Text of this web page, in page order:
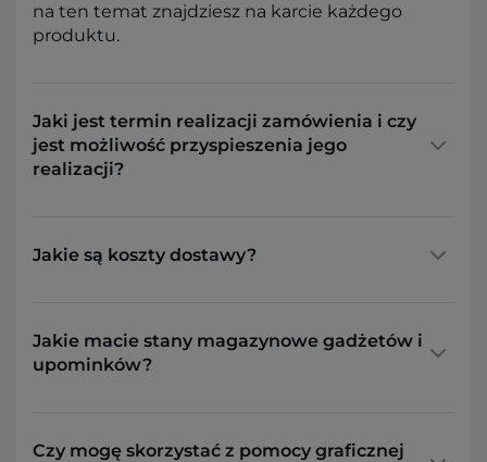
na ten temat znajdziesz na karcie każdego
produktu.
Jaki jest termin realizacji zamówienia i czy
jest możliwość przyspieszenia jego
realizacji?
Jakie są koszty dostawy?
Jakie macie stany magazynowe gadżetów i
upominków?
Czy mogę skorzystać z pomocy graficznej